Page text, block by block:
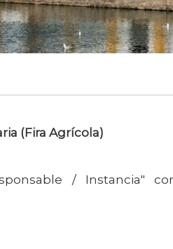
(Fira Agrícola)
/ Instancia"